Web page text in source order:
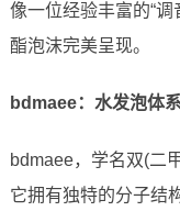
像一位经验丰富的“
酯泡沫完美呈现。
bdmaee：水发泡体
bdmaee，学名双(二
它拥有独特的分子结